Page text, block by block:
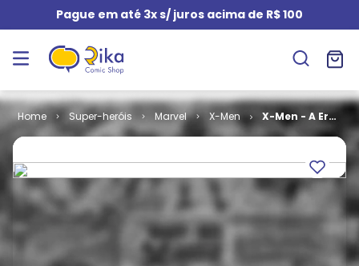
Pague em até 3x s/ juros acima de R$ 100
Super-heróis Marvel X-Men
X-Men - A Era
do Apocalipse